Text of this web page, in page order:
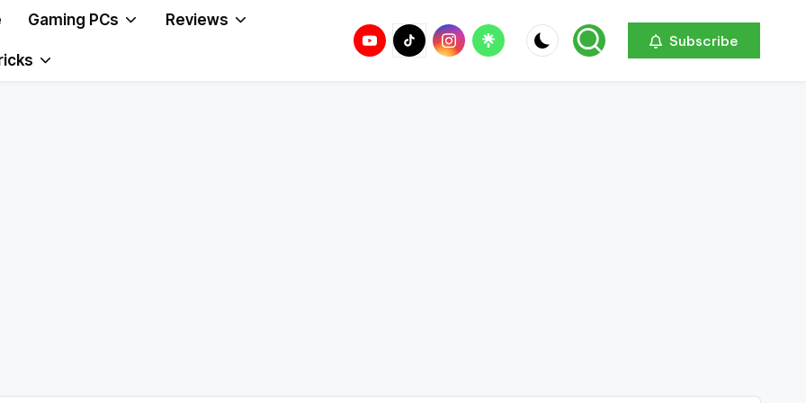
Gaming PCs Reviews
Youtube
Tik
Tok
Instagram
Linktree Subscribe